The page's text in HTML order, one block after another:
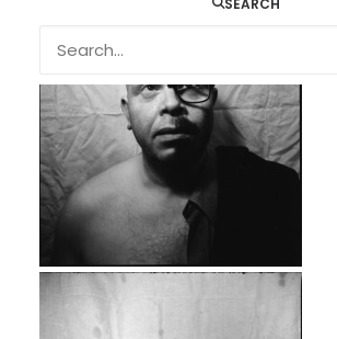
SEARCH